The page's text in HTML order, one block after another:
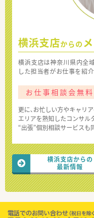
横浜支店からの
横浜支店は神奈川県内全
した担当者がお仕事を紹
お仕事相談会無料
更に、お忙しい方やキャリ
エリアを熟知したコンサル
“出張”個別相談サービスも
横浜支店からの
最新情報